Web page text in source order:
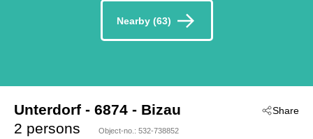
Nearby (63)
Share
Unterdorf - 6874 - Bizau
2 persons
Object-no.: 532-738852